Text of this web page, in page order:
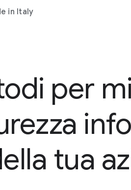
in Italy
per
tua